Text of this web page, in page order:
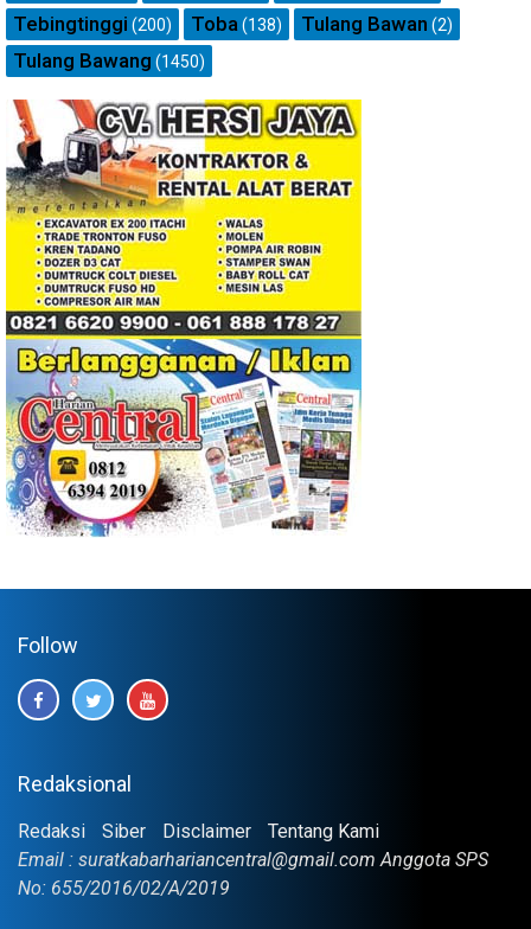
Tebingtinggi (200) Toba (138) Tulang Bawan (2)
Tulang Bawang (1450)
Follow
Redaksional
Redaksi Siber Disclaimer
Tentang Kami
Email : suratkabarhariancentral@gmail.com Anggota SPS
No: 655/2016/02/A/2019